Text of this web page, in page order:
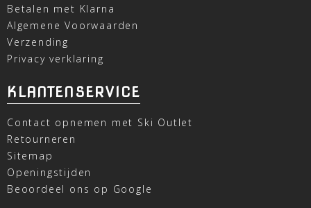
Betalen met Klarna
Algemene Voorwaarden
Verzending
Privacy verklaring
KLANTENSERVICE
Contact opnemen met Ski Outlet
Retourneren
Sitemap
Openingstijden
Beoordeel ons op Google